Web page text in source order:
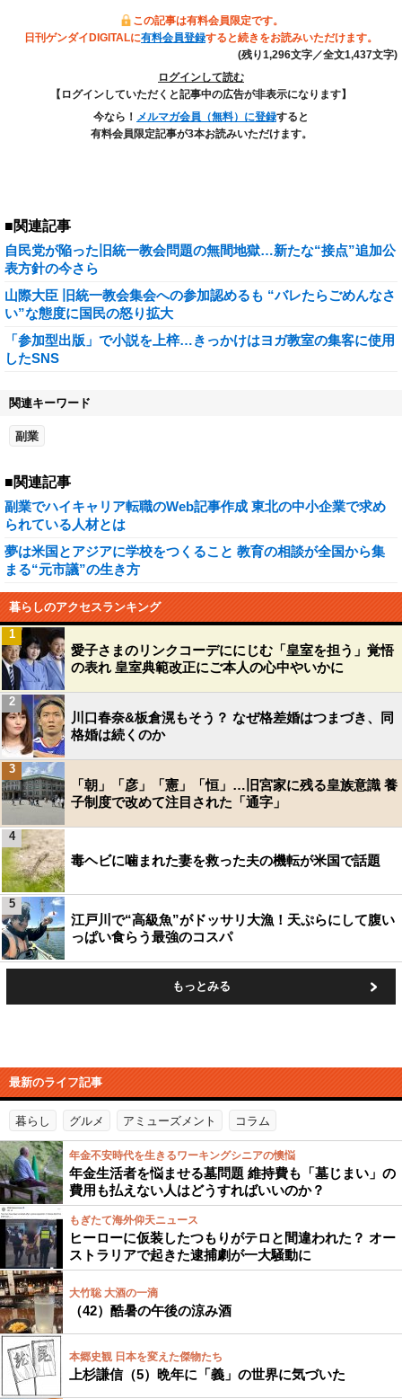
この記事は有料会員限定です。
日刊ゲンダイDIGITALに有料会員登録すると続きをお読みいただけます。
(残り1,296文字／全文1,437文字)
ログインして読む
【ログインしていただくと記事中の広告が非表示になります】
今なら！ メルマガ会員（無料）に登録すると
有料会員限定記事が3本お読みいただけます。
■関連記事
自民党が陥った旧統一教会問題の無間地獄…新たな“接点”追加公
表方針の今さら
山際大臣 旧統一教会集会への参加認めるも “バレたらごめんなさ
い”な態度に国民の怒り拡大
「参加型出版」で小説を上梓…きっかけはヨガ教室の集客に使用
したSNS
関連キーワード
副業
■関連記事
副業でハイキャリア転職のWeb記事作成 東北の中小企業で求め
られている人材とは
夢は米国とアジアに学校をつくること 教育の相談が全国から集
まる“元市議”の生き方
暮らしのアクセスランキング
愛子さまのリンクコーデににじむ「皇室を担う」覚悟
の表れ 皇室典範改正にご本人の心中やいかに
1
川口春奈&板倉滉もそう？ なぜ格差婚はつまづき、同
格婚は続くのか
2
「朝」「彦」「憲」「恒」…旧宮家に残る皇族意識 養
子制度で改めて注目された「通字」
3
毒ヘビに噛まれた妻を救った夫の機転が米国で話題
4
江戸川で“高級魚”がドッサリ大漁！天ぷらにして腹い
っぱい食らう最強のコスパ
5
もっとみる
最新のライフ記事
暮らし グルメ アミューズメント コラム
年金不安時代を生きるワーキングシニアの懊悩
年金生活者を悩ませる墓問題 維持費も「墓じまい」の
費用も払えない人はどうすればいいのか？
もぎたて海外仰天ニュース
ヒーローに仮装したつもりがテロと間違われた？ オー
ストラリアで起きた逮捕劇が一大騒動に
大竹聡 大酒の一滴
（42）酷暑の午後の涼み酒
本郷史観 日本を変えた傑物たち
上杉謙信（5）晩年に「義」の世界に気づいた